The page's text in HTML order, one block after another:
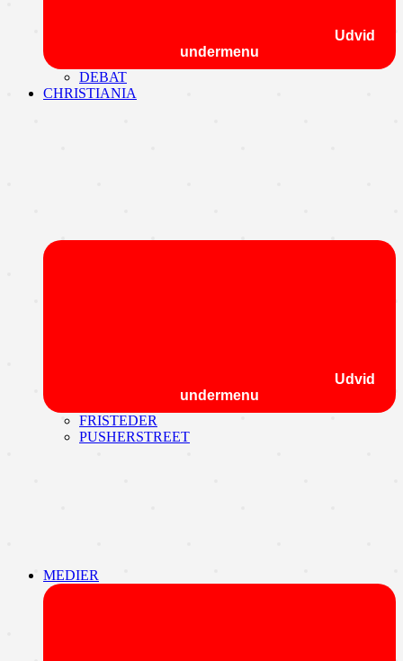
Udvid
undermenu
DEBAT
CHRISTIANIA
Udvid
undermenu
FRISTEDER
PUSHERSTREET
MEDIER